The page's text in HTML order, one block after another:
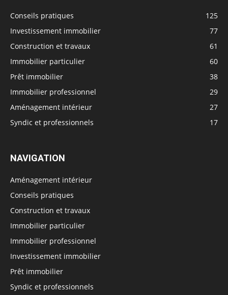
Conseils pratiques
125
Investissement immobilier
77
Construction et travaux
61
Immobilier particulier
60
Prêt immobilier
38
Immobilier professionnel
29
Aménagement intérieur
27
Syndic et professionnels
17
NAVIGATION
Aménagement intérieur
Conseils pratiques
Construction et travaux
Immobilier particulier
Immobilier professionnel
Investissement immobilier
Prêt immobilier
Syndic et professionnels